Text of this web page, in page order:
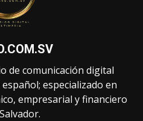
de comunicación digital
especializado en
empresarial y financiero